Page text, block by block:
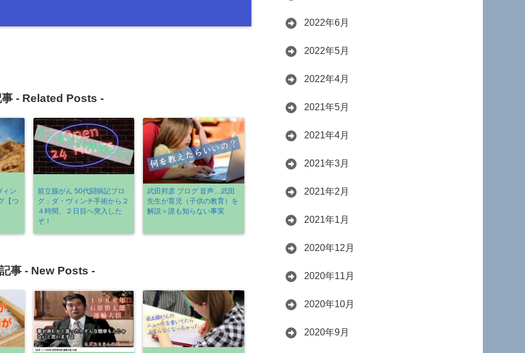
- Related Posts -
ィン
【つ
前立腺がん 50代闘病記ブロ
グ：ダ・ヴィンチ手術から２
４時間、２日目へ突入した
ぞ！
武田邦彦 ブログ 音声…武田
先生が育児（子供の教育）を
解説＞誰も知らない事実
事 - New Posts -
2022年6月
2022年5月
2022年4月
2021年5月
2021年4月
2021年3月
2021年2月
2021年1月
2020年12月
2020年11月
2020年10月
2020年9月